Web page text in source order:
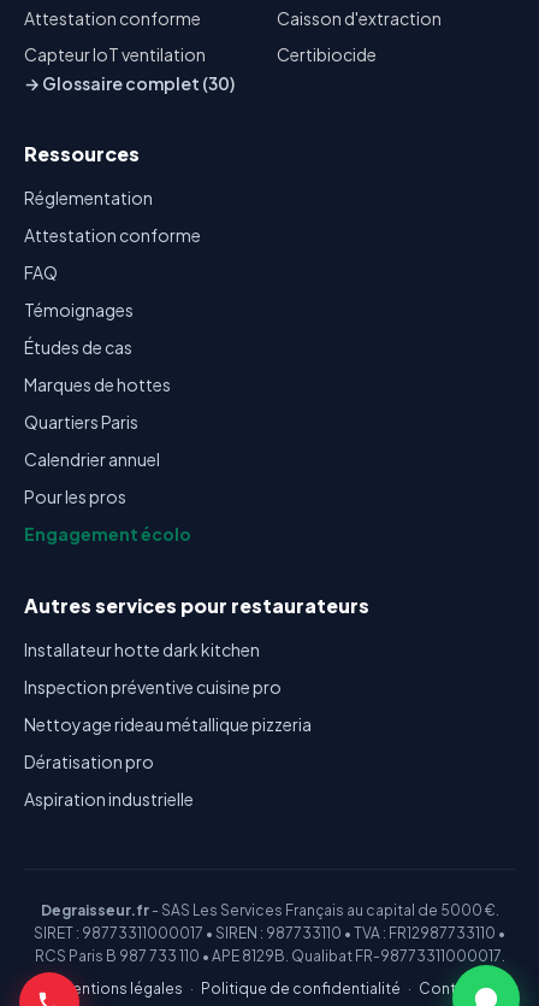
Attestation conforme
Caisson d'extraction
Capteur IoT ventilation
Certibiocide
→ Glossaire complet (30)
Ressources
Réglementation
Attestation conforme
FAQ
Témoignages
Études de cas
Marques de hottes
Quartiers Paris
Calendrier annuel
Pour les pros
Engagement écolo
Autres services pour restaurateurs
Installateur hotte dark kitchen
Inspection préventive cuisine pro
Nettoyage rideau métallique pizzeria
Dératisation pro
Aspiration industrielle
Degraisseur.fr- SAS Les Services Français au capital de 5000 €.
SIRET : 98773311000017 • SIREN : 987733110 • TVA : FR12987733110 •
RCS Paris B 987 733 110 • APE 8129B. Qualibat FR-98773311000017.
Mentions légales · Politique de confidentialité · Contact